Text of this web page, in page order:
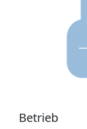
Betrieb